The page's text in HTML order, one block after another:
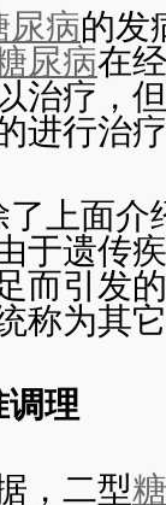
尿病的发
尿病在
治疗，
进行治
了上面介
于遗传
而引发的
称为其
调理
，二型